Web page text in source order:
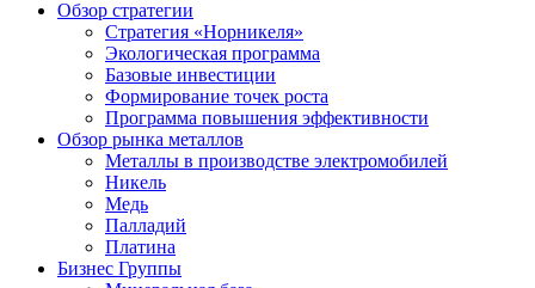
Обзор стратегии
Стратегия «Норникеля»
Экологическая программа
Базовые инвестиции
Формирование точек роста
Программа повышения эффективности
Обзор рынка металлов
Металлы в производстве электромобилей
Никель
Медь
Палладий
Платина
Бизнес Группы